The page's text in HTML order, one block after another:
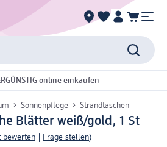
online einkaufen
Sonnenpflege Strandtaschen
Blätter weiß/gold, 1 St
bewerten Frage stellen)